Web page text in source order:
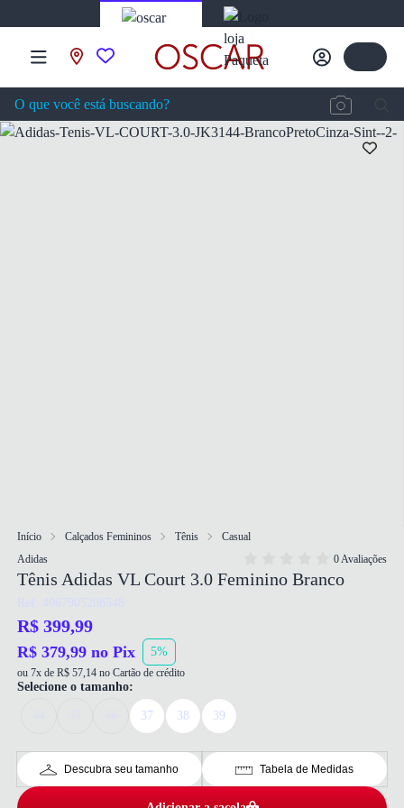
Início Calçados Femininos Tênis
Casual
Adidas
0 Avaliações
Tênis Adidas VL Court 3.0 Feminino Branco
Ref: 4067905208548
R$ 399,99
R$ 379,99 no Pix 5%
ou 7x de R$ 57,14 no Cartão de crédito
Selecione o tamanho:
37 38 39
Descubra seu tamanho Tabela de Medidas